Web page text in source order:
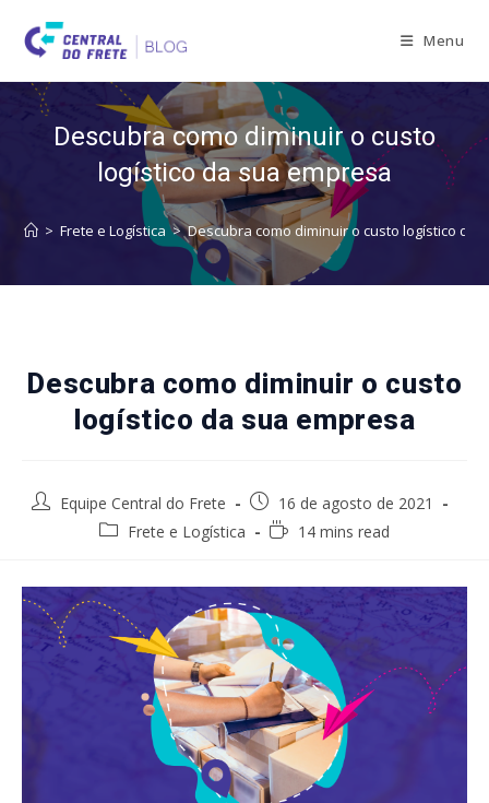
content
Menu
Descubra como diminuir o custo
logístico da sua empresa
> Frete e Logística > Descubra como diminuir o custo logístico da
Descubra como diminuir o custo
logístico da sua empresa
PostEquipe Central do Frete
Post
published:
16 de agosto de 2021
PostFrete e Logística
Reading14 mins read